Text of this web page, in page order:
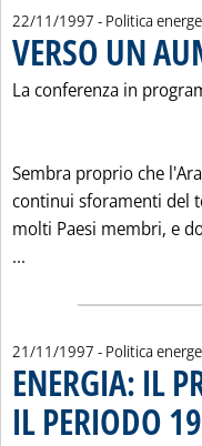
22/11/1997 - Politica
VERSO UN
La conferenza in
Sembra proprio che
continui sforamenti del
molti Paesi membri, e
...
21/11/1997 - Politica
ENERGIA: IL
IL PERIODO